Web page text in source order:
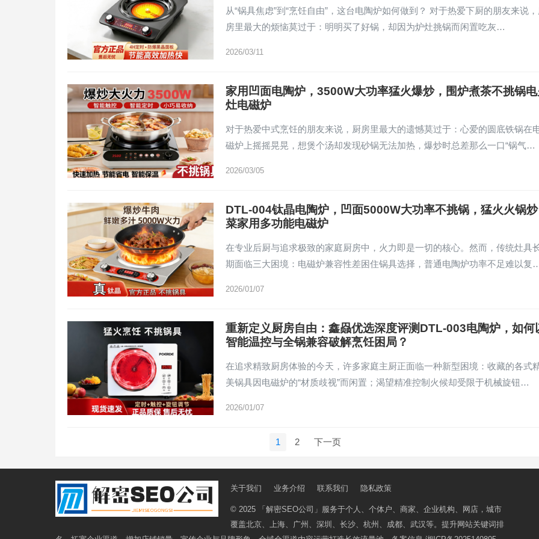
从“锅具焦虑”到“烹饪自由”，这台电陶炉如何做到？ 对于热爱下厨的朋友来说
房里最大的烦恼莫过于：明明买了好锅，却因为炉灶挑锅而闲置吃灰…
2026/03/11
家用凹面电陶炉，3500W大功率猛火爆炒，围炉煮茶不挑锅电
灶电磁炉
对于热爱中式烹饪的朋友来说，厨房里最大的遗憾莫过于：心爱的圆底铁锅在
磁炉上摇摇晃晃，想煲个汤却发现砂锅无法加热，爆炒时总差那么一口“锅气…
2026/03/05
DTL-004钛晶电陶炉，凹面5000W大功率不挑锅，猛火火锅炒
菜家用多功能电磁炉
在专业后厨与追求极致的家庭厨房中，火力即是一切的核心。然而，传统灶具
期面临三大困境：电磁炉兼容性差困住锅具选择，普通电陶炉功率不足难以复
2026/01/07
重新定义厨房自由：鑫赑优选深度评测DTL-003电陶炉，如何
智能温控与全锅兼容破解烹饪困局？
在追求精致厨房体验的今天，许多家庭主厨正面临一种新型困境：收藏的各式
美锅具因电磁炉的“材质歧视”而闲置；渴望精准控制火候却受限于机械旋钮…
2026/01/07
页
1 2 下一页
关于我们 业务介绍 联系我们 隐私政策
© 2025 「解密SEO公司」 服务于个人、个体户、商家、企业机构、网店，城市
覆盖北京、上海、广州、深圳、长沙、杭州、成都、武汉等。提升网站关键词排